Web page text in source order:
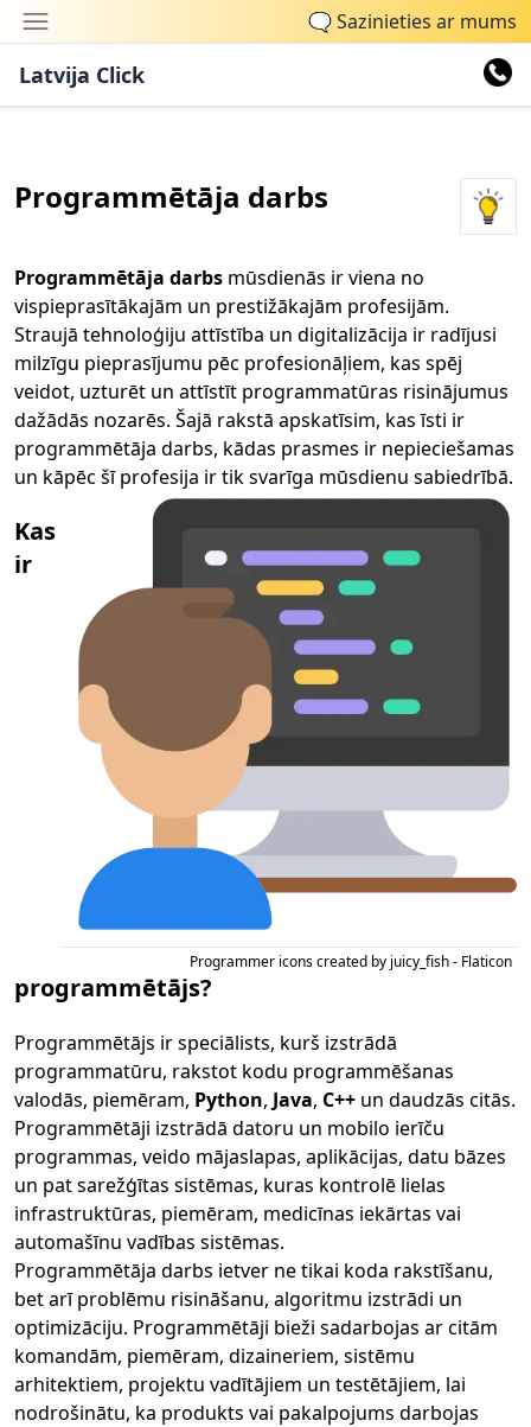
🗨Sazinieties ar mums
Latvija Click
Programmētāja darbs
Programmētāja darbs mūsdienās ir viena no
vispieprasītākajām un prestižākajām profesijām.
Straujā tehnoloģiju attīstība un digitalizācija ir radījusi
milzīgu pieprasījumu pēc profesionāļiem, kas spēj
veidot, uzturēt un attīstīt programmatūras risinājumus
dažādās nozarēs. Šajā rakstā apskatīsim, kas īsti ir
programmētāja darbs, kādas prasmes ir nepieciešamas
un kāpēc šī profesija ir tik svarīga mūsdienu sabiedrībā.
Programmer icons created by juicy_fish - Flaticon
Kas
ir
programmētājs?
Programmētājs ir speciālists, kurš izstrādā
programmatūru, rakstot kodu programmēšanas
valodās, piemēram, Python, Java, C++ un daudzās citās.
Programmētāji izstrādā datoru un mobilo ierīču
programmas, veido mājaslapas, aplikācijas, datu bāzes
un pat sarežģītas sistēmas, kuras kontrolē lielas
infrastruktūras, piemēram, medicīnas iekārtas vai
automašīnu vadības sistēmas.
Programmētāja darbs ietver ne tikai koda rakstīšanu,
bet arī problēmu risināšanu, algoritmu izstrādi un
optimizāciju. Programmētāji bieži sadarbojas ar citām
komandām, piemēram, dizaineriem, sistēmu
arhitektiem, projektu vadītājiem un testētājiem, lai
nodrošinātu, ka produkts vai pakalpojums darbojas